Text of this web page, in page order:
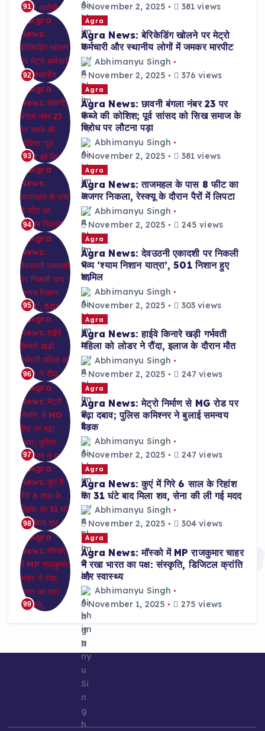
91
November 2, 2025
381 views
92
Agra
Agra News: बेरिकेडिंग खोलने पर मेट्रो
कर्मचारी और स्थानीय लोगों में जमकर मारपीट
Abhimanyu Singh
November 2, 2025
376 views
93
Agra
Agra News: छावनी बंगला नंबर 23 पर
कब्जे की कोशिश; पूर्व सांसद को सिख समाज के
विरोध पर लौटना पड़ा
Abhimanyu Singh
November 2, 2025
381 views
94
Agra
Agra News: ताजमहल के पास 8 फीट का
अजगर निकला, रेस्क्यू के दौरान पैरों में लिपटा
Abhimanyu Singh
November 2, 2025
245 views
95
Agra
Agra News: देवउठनी एकादशी पर निकली
भव्य ‘श्याम निशान यात्रा’, 501 निशान हुए
शामिल
Abhimanyu Singh
November 2, 2025
303 views
96
Agra
Agra News: हाईवे किनारे खड़ी गर्भवती
महिला को लोडर ने रौंदा, इलाज के दौरान मौत
Abhimanyu Singh
November 2, 2025
247 views
97
Agra
Agra News: मेट्रो निर्माण से MG रोड पर
बढ़ा दबाव; पुलिस कमिश्नर ने बुलाई समन्वय
बैठक
Abhimanyu Singh
November 2, 2025
247 views
98
Agra
Agra News: कुएं में गिरे 6 साल के रिहांश
का 31 घंटे बाद मिला शव, सेना की ली गई मदद
Abhimanyu Singh
November 2, 2025
304 views
99
Agra
Agra News: मॉस्को में MP राजकुमार चाहर
ने रखा भारत का पक्ष: संस्कृति, डिजिटल क्रांति
और स्वास्थ्य
Abhimanyu Singh
November 1, 2025
275 views